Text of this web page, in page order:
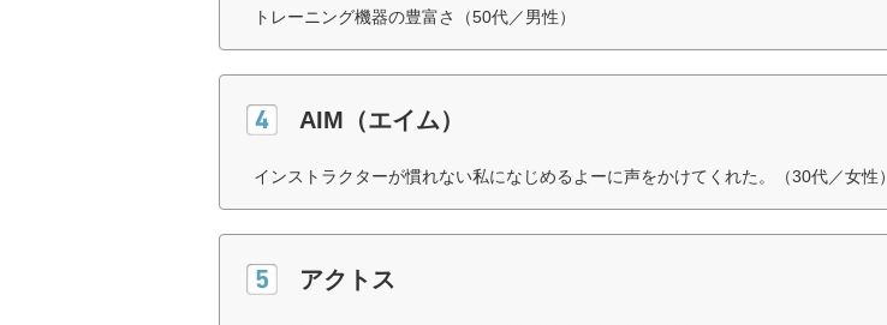
トレーニング機器の豊富さ（50代／男性）
AIM（エイム）
インストラクターが慣れない私になじめるよーに声をかけてくれた。（30代／女性）
アクトス